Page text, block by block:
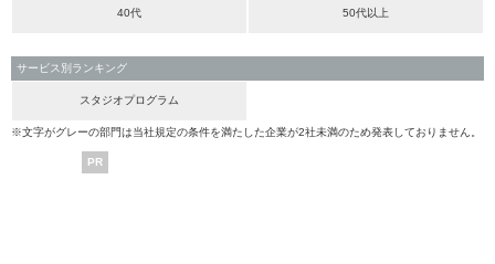
40代 50代以上
サービス別ランキング
スタジオプログラム
※文字がグレーの部門は当社規定の条件を満たした企業が2社未満のため発表しておりません。
PR